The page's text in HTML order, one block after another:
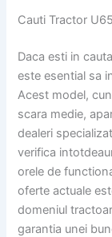
Cauti Tractor
Daca esti in
este esential sa
Acest model,
scara medie,
dealeri
verifica
orele de
oferte actuale
domeniul
garantia unei